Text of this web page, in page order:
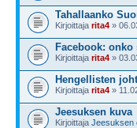
Tahallaanko
Kirjoittaja rita4 »
Facebook:
Kirjoittaja rita4 »
Hengellisten
Kirjoittaja rita4 »
Jeesuksen kuva
Kirjoittaja Jeesuksen